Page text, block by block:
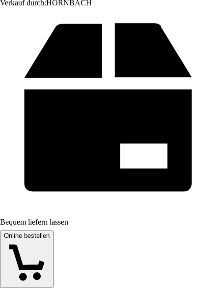
Verkauf durch:HORNBACH
Bequem liefern lassen
Online bestellen